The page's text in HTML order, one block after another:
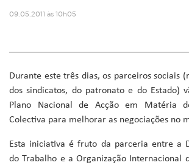
09.05.2011 às 10h05
Durante este três dias, os parceiros sociais
dos sindicatos, do patronato e do Estado)
Plano Nacional de Acção em Matéria
Colectiva para melhorar as negociações no
Esta iniciativa é fruto da parceria entre a
do Trabalho e a Organização Internacional